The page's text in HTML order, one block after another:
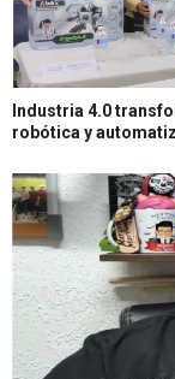
Industria 4.0
robótica y